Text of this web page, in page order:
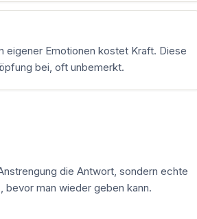
eigener Emotionen kostet Kraft. Diese
bei, oft unbemerkt.
die Antwort, sondern echte
bevor man wieder geben kann.